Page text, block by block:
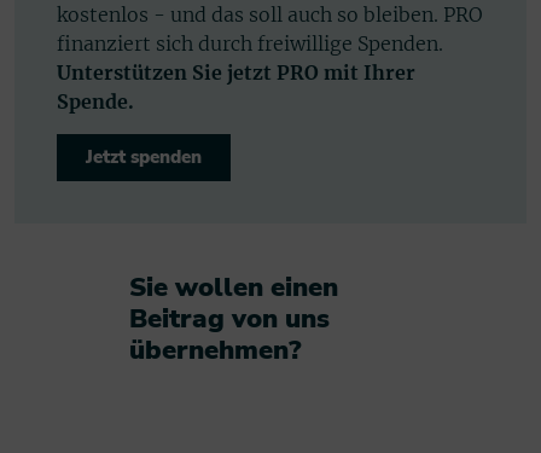
kostenlos - und das soll auch so bleiben. PRO
finanziert sich durch freiwillige Spenden.
Unterstützen Sie jetzt PRO mit Ihrer
Spende.
Jetzt spenden
Sie wollen einen
Beitrag von uns
übernehmen?​